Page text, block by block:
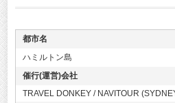
都市名
ハミルトン島
催行(運営)会社
TRAVEL DONKEY / NAVITOUR